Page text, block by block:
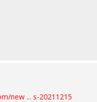
new ... s-20211215